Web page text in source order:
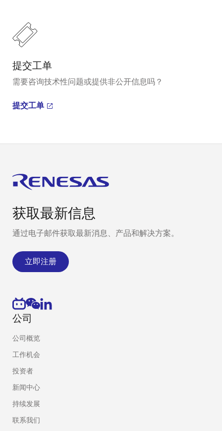
提交工单
需要咨询技术性问题或提供非公开信息吗？
提交工单
获取最新信息
通过电子邮件获取最新消息、产品和解决方案。
立即注册
公司
公司概览
工作机会
投资者
新闻中心
持续发展
联系我们